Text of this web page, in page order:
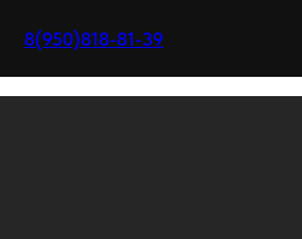
8(950)818-81-39